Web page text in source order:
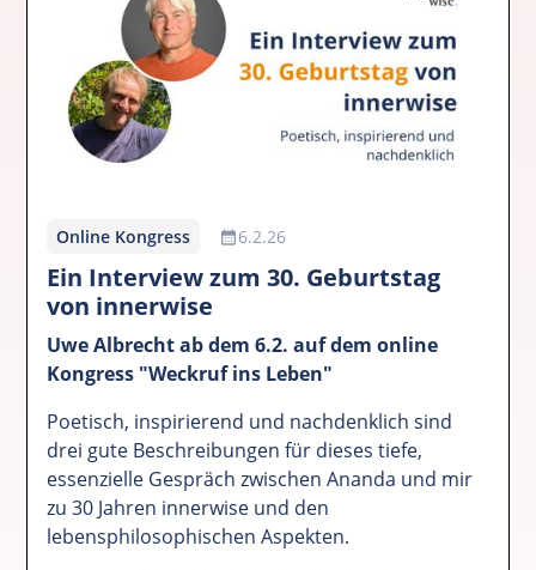
Online Kongress 6.2.26
Ein Interview zum 30. Geburtstag
von innerwise
Uwe Albrecht ab dem 6.2. auf dem online
Kongress "Weckruf ins Leben"
Poetisch, inspirierend und nachdenklich sind
drei gute Beschreibungen für dieses tiefe,
essenzielle Gespräch zwischen Ananda und mir
zu 30 Jahren innerwise und den
lebensphilosophischen Aspekten.